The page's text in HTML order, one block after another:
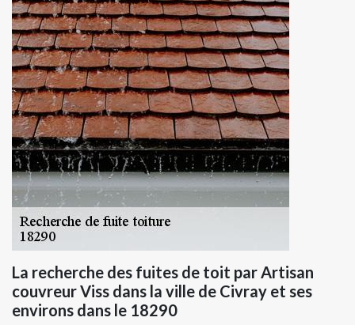
La recherche des fuites de toit par Artisan
couvreur Viss dans la ville de Civray et ses
environs dans le 18290